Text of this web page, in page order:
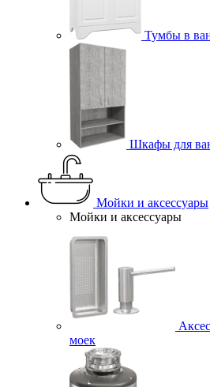
Тумбы в
Шкафы для
Мойки и аксессуары
Мойки и аксессуары
моек